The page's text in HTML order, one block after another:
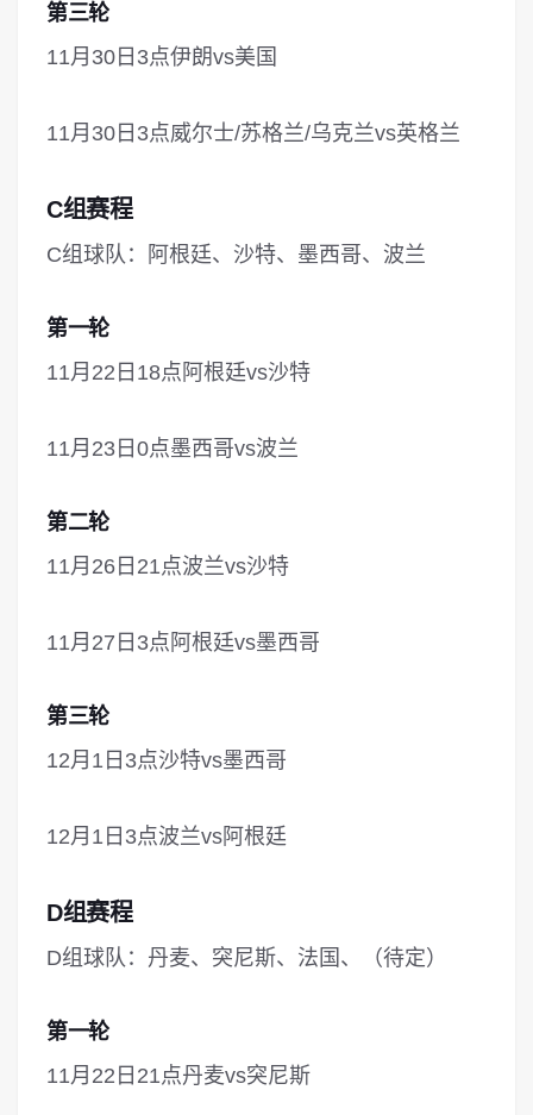
第三轮
11月30日3点伊朗vs美国
11月30日3点威尔士/苏格兰/乌克兰vs英格兰
C组赛程
C组球队：阿根廷、沙特、墨西哥、波兰
第一轮
11月22日18点阿根廷vs沙特
11月23日0点墨西哥vs波兰
第二轮
11月26日21点波兰vs沙特
11月27日3点阿根廷vs墨西哥
第三轮
12月1日3点沙特vs墨西哥
12月1日3点波兰vs阿根廷
D组赛程
D组球队：丹麦、突尼斯、法国、（待定）
第一轮
11月22日21点丹麦vs突尼斯